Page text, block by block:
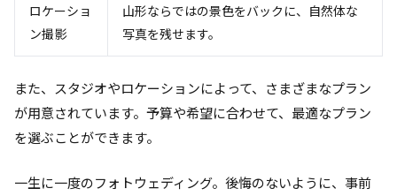
ロケーショ
ン撮影
山形ならではの景色をバックに、自然体な
写真を残せます。
また、スタジオやロケーションによって、さまざまなプラン
が用意されています。予算や希望に合わせて、最適なプラン
を選ぶことができます。
一生に一度のフォトウェディング。後悔のないように、事前